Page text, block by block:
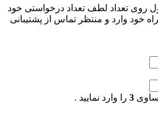
تعداد لطف تعداد درخواستی خود
خود وارد و منتظر تماس از پشتیبانی
3 را وارد نمایید .